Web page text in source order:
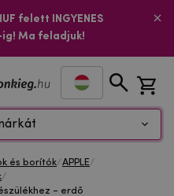
felett INGYENES
ig! Ma feladjuk!
és borítók/APPLE/
/
- erdő